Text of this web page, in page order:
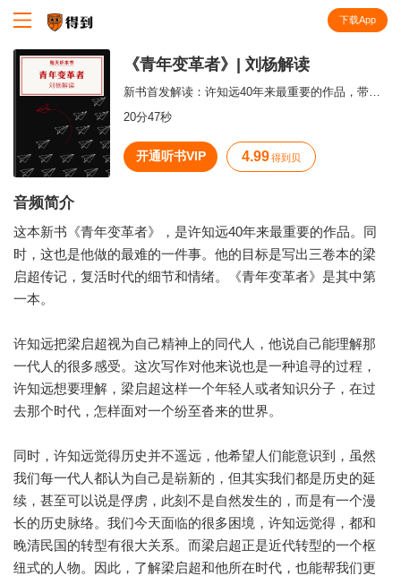
下载App
《青年变革者》| 刘杨解读
新书首发解读：许知远40年来最重要的作品，带你走近梁启超。
20分47秒
开通听书VIP 4.99 得到贝
音频简介
这本新书《青年变革者》，是许知远40年来最重要的作品。同
时，这也是他做的最难的一件事。他的目标是写出三卷本的梁
启超传记，复活时代的细节和情绪。《青年变革者》是其中第
一本。
许知远把梁启超视为自己精神上的同代人，他说自己能理解那
一代人的很多感受。这次写作对他来说也是一种追寻的过程，
许知远想要理解，梁启超这样一个年轻人或者知识分子，在过
去那个时代，怎样面对一个纷至沓来的世界。
同时，许知远觉得历史并不遥远，他希望人们能意识到，虽然
我们每一代人都认为自己是崭新的，但其实我们都是历史的延
续，甚至可以说是俘虏，此刻不是自然发生的，而是有一个漫
长的历史脉络。我们今天面临的很多困境，许知远觉得，都和
晚清民国的转型有很大关系。而梁启超正是近代转型的一个枢
纽式的人物。因此，了解梁启超和他所在时代，也能帮我们更